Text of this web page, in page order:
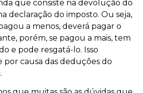
que consiste na devolução do
declaração do imposto. Ou seja,
a menos, deverá pagar o
porém, se pagou a mais, tem
e pode resgatá-lo. Isso
causa das deduções do